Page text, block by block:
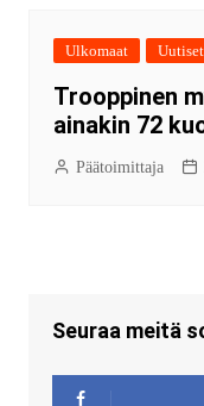
Ulkomaat Uutiset
Trooppinen
ainakin 72
Päätoimittaja
Seuraa meitä